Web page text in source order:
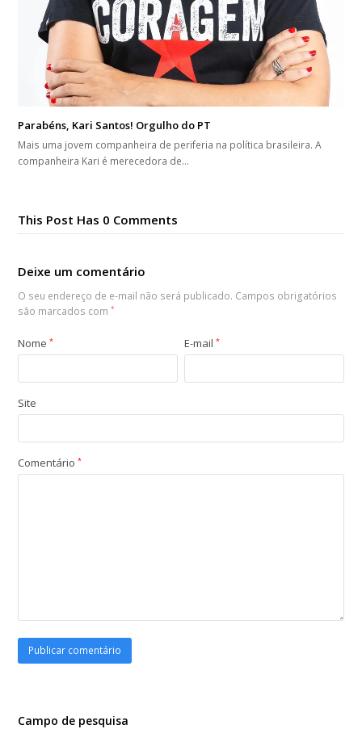
Parabéns, Kari Santos! Orgulho do PT
Mais uma jovem companheira de periferia na política brasileira. A
companheira Kari é merecedora de…
This Post Has 0 Comments
Deixe um comentário
O seu endereço de e-mail não será publicado. Campos obrigatórios
são marcados com*
Nome* E-mail*
Site
Comentário*
Campo de pesquisa